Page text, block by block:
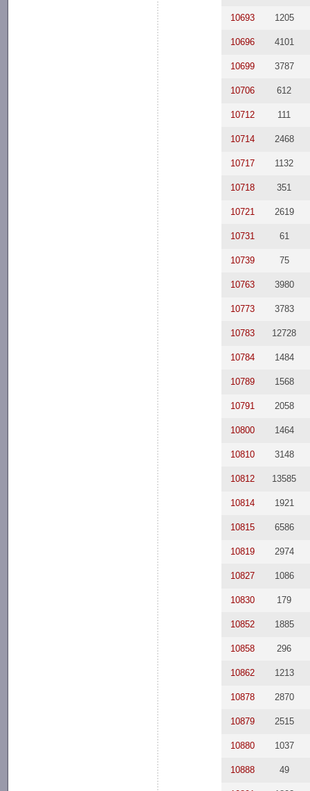
10693 1205
10696 4101
10699 3787
10706 612
10712 111
10714 2468
10717 1132
10718 351
10721 2619
10731 61
10739 75
10763 3980
10773 3783
10783 12728
10784 1484
10789 1568
10791 2058
10800 1464
10810 3148
10812 13585
10814 1921
10815 6586
10819 2974
10827 1086
10830 179
10852 1885
10858 296
10862 1213
10878 2870
10879 2515
10880 1037
10888 49